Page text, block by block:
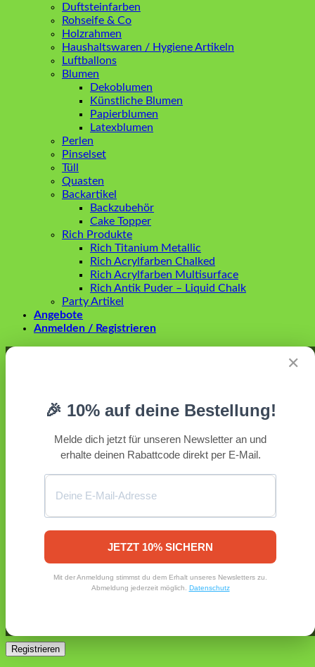
Duftsteinfarben
Rohseife & Co
Holzrahmen
Haushaltswaren / Hygiene Artikeln
Luftballons
Blumen
Dekoblumen
Künstliche Blumen
Papierblumen
Latexblumen
Perlen
Pinselset
Tüll
Quasten
Backartikel
Backzubehör
Cake Topper
Rich Produkte
Rich Titanium Metallic
Rich Acrylfarben Chalked
Rich Acrylfarben Multisurface
Rich Antik Puder – Liquid Chalk
Party Artikel
Angebote
Anmelden / Registrieren
✕
🎉 10% auf deine Bestellung!
Melde dich jetzt für unseren Newsletter an und
erhalte deinen Rabattcode direkt per E-Mail.
JETZT 10% SICHERN
Mit der Anmeldung stimmst du dem Erhalt unseres Newsletters zu.
Abmeldung jederzeit möglich. Datenschutz
Anmelden
Angemeldet bleiben Anmelden
Registrieren
Erforderlich
E-Mail-Adresse gesendet.
Registrieren